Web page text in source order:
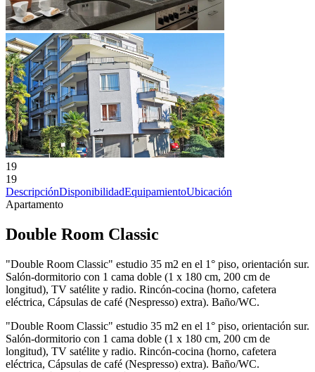
19
19
DescripciónDisponibilidadEquipamientoUbicación
Apartamento
Double Room Classic
"Double Room Classic" estudio 35 m2 en el 1° piso, orientación sur.
Salón-dormitorio con 1 cama doble (1 x 180 cm, 200 cm de
longitud), TV satélite y radio. Rincón-cocina (horno, cafetera
eléctrica, Cápsulas de café (Nespresso) extra). Baño/WC.
"Double Room Classic" estudio 35 m2 en el 1° piso, orientación sur.
Salón-dormitorio con 1 cama doble (1 x 180 cm, 200 cm de
longitud), TV satélite y radio. Rincón-cocina (horno, cafetera
eléctrica, Cápsulas de café (Nespresso) extra). Baño/WC.